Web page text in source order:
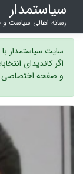
سیاستمدار
رسانه اهالی سیاست
سایت سیاستمدار
اگر کاندیدای
و صفحه اختصاصی